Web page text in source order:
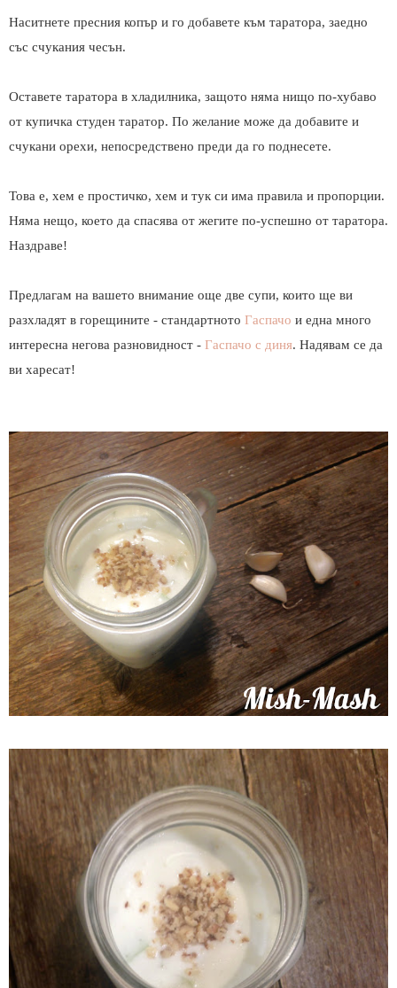
Наситнете пресния копър и го добавете към таратора, заедно
със счукания чесън.
Оставете таратора в хладилника, защото няма нищо по-хубаво
от купичка студен таратор. По желание може да добавите и
счукани орехи, непосредствено преди да го поднесете.
Това е, хем е простичко, хем и тук си има правила и пропорции.
Няма нещо, което да спасява от жегите по-успешно от таратора.
Наздраве!
Предлагам на вашето внимание още две супи, които ще ви
разхладят в горещините - стандартното Гаспачо и една много
интересна негова разновидност - Гаспачо с диня. Надявам се да
ви харесат!